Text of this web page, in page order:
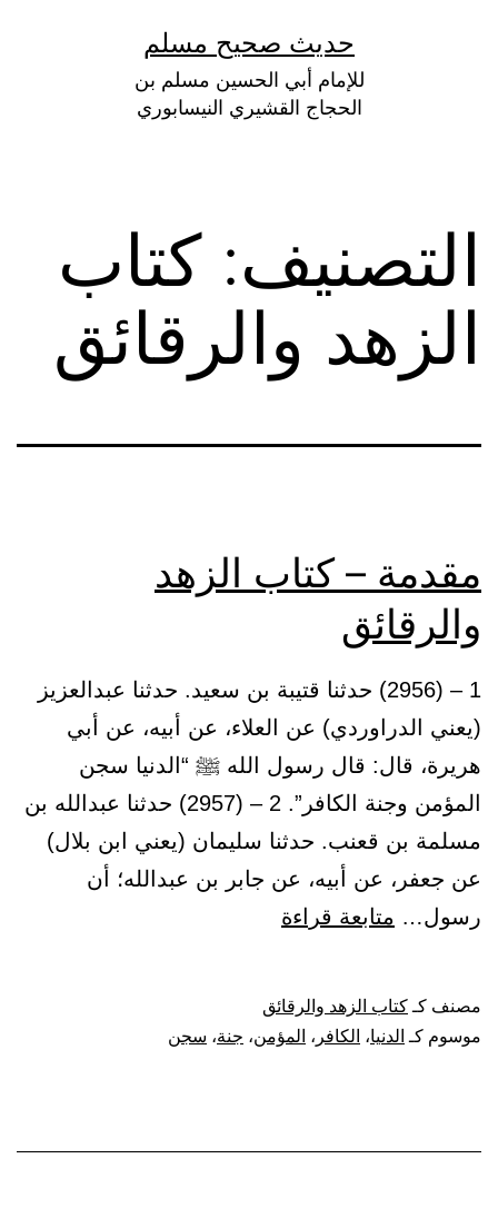
حديث صحيح مسلم
للإمام أبي الحسين مسلم بن
الحجاج القشيري النيسابوري
التصنيف:كتاب
الزهد والرقائق
مقدمة – كتاب الزهد
والرقائق
1 – (2956) حدثنا قتيبة بن سعيد. حدثنا عبدالعزيز
(يعني الدراوردي) عن العلاء، عن أبيه، عن أبي
هريرة، قال: قال رسول الله ﷺ “الدنيا سجن
المؤمن وجنة الكافر”. 2 – (2957) حدثنا عبدالله بن
مسلمة بن قعنب. حدثنا سليمان (يعني ابن بلال)
عن جعفر، عن أبيه، عن جابر بن عبدالله؛ أن
رسول… متابعة قراءة
الزهد
مصنف كـكتاب الزهد والرقائق
موسوم كـ الدنيا، الكافر ، المؤمن، جنة، سجن